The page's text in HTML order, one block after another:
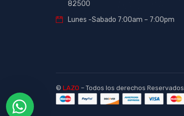
82500
Lunes -Sabado 7:00am – 7:00pm
© LAZO – Todos los derechos Reservados